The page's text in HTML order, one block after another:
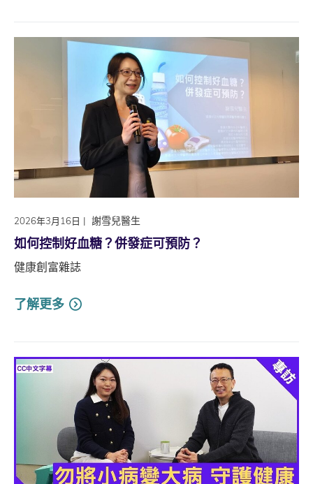
2026年3月16日 | 謝雪兒醫生
如何控制好血糖？併發症可預防？
健康創富雜誌
了解更多